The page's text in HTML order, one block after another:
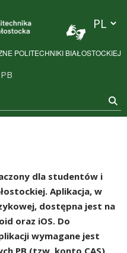
Politechnika
POLITECHNIKI BIAŁOSTOCKIEJ
dla studentów i
Aplikacja, w
dostępna jest na
oraz iOS. Do
wymagane jest
PB (tzw. konto CAS).